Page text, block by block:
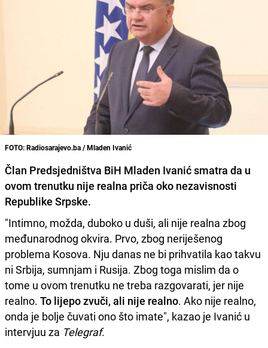
FOTO: Radiosarajevo.ba / Mladen Ivanić
Član Predsjedništva BiH Mladen Ivanić smatra da u
ovom trenutku nije realna priča oko nezavisnosti
Republike Srpske.
"Intimno, možda, duboko u duši, ali nije realna zbog
međunarodnog okvira. Prvo, zbog neriješenog
problema Kosova. Nju danas ne bi prihvatila kao takvu
ni Srbija, sumnjam i Rusija. Zbog toga mislim da o
tome u ovom trenutku ne treba razgovarati, jer nije
realno. To lijepo zvuči, ali nije realno. Ako nije realno,
onda je bolje čuvati ono što imate", kazao je Ivanić u
intervjuu za Telegraf.